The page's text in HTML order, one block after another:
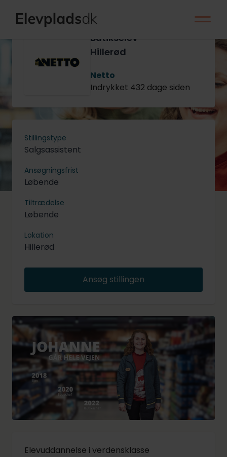
Butikselev -
Hillerød
Netto
Indrykket 432 dage siden
Stillingstype
Salgsassistent
Ansøgningsfrist
Løbende
Tiltrædelse
Løbende
Lokation
Hillerød
Ansøg stillingen
Elevuddannelse i verdensklasse